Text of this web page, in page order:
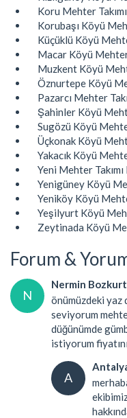
Koru Mehter
Korubaşı Köyü
Küçüklü Köyü
Macar Köyü
Muzkent Köyü
Öznurtepe Köyü
Pazarcı Mehter
Şahinler Köyü
Sugözü Köyü
Üçkonak Köyü
Yakacık Köyü
Yeni Mehter
Yenigüney Köyü
Yeniköy Köyü
Yeşilyurt Köyü
Zeytinada Köyü
Forum &
N
Nermin Bozkurt
önümüzdeki yaz
seviyorum
düğünümde
istiyorum
A